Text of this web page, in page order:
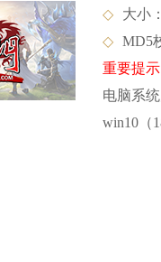
◇
大小
◇ MD5
重要提
电脑系
win10（